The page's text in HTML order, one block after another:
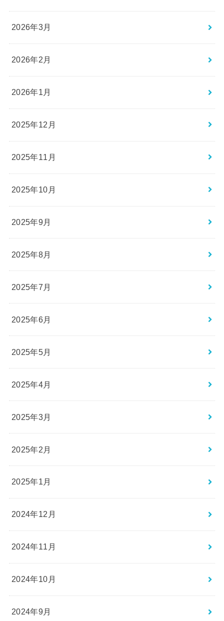
2026年3月
2026年2月
2026年1月
2025年12月
2025年11月
2025年10月
2025年9月
2025年8月
2025年7月
2025年6月
2025年5月
2025年4月
2025年3月
2025年2月
2025年1月
2024年12月
2024年11月
2024年10月
2024年9月